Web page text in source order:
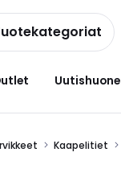
Uutishuone
Kaapelitiet